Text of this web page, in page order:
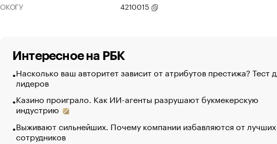
ОКОГУ
4210015
Интересное на РБК
Насколько ваш авторитет зависит от атрибутов престижа? Тест
лидеров
Казино проиграло. Как ИИ-агенты разрушают букмекерскую
индустрию
Выживают сильнейших. Почему компании избавляются от лучших
сотрудников